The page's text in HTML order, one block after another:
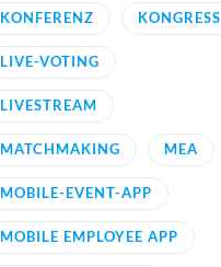
KONFERENZ KONGRESS
LIVE-VOTING
LIVESTREAM
MATCHMAKING MEA
MOBILE-EVENT-APP
MOBILE EMPLOYEE APP